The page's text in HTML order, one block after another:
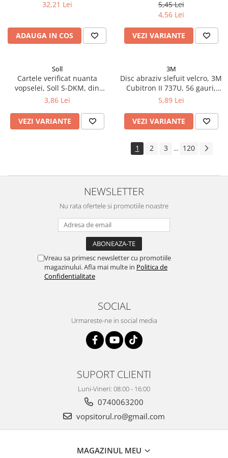
32,21 Lei
ADAUGA IN COS
5,45 Lei
4,56 Lei
VEZI VARIANTE
Soll
Cartele verificat nuanta
vopselei, Soll S-DKM, din
metal diferite culori, pret 1
3,86 Lei
VEZI VARIANTE
3M
Disc abraziv slefuit velcro, 3M
Cubitron II 737U, 56 gauri,
duritate P80 - P320, diametru
5,89 Lei
VEZI VARIANTE
1 2 3 ... 120
NEWSLETTER
Nu rata ofertele si promotiile noastre
Vreau sa primesc newsletter cu promotiile
magazinului. Afla mai multe in Politica de
Confidentialitate
SOCIAL
Urmareste-ne in social media
SUPORT CLIENTI
Luni-Vineri: 08:00 - 16:00
0740063200
vopsitorul.ro@gmail.com
MAGAZINUL MEU